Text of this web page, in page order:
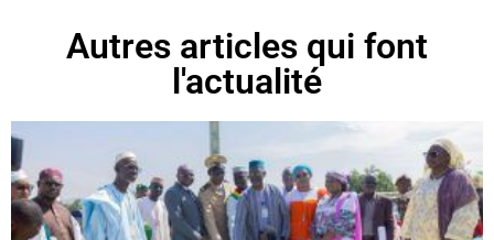
Autres articles qui font
l'actualité